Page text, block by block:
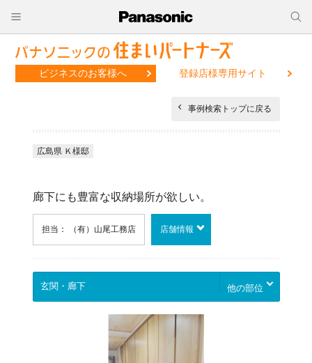
ビジネスのお客様へ 登録店様専用サイト
事例検索トップに戻る
広島県 Ｋ様邸
廊下にも豊富な収納場所が欲しい。
担当： （有）山尾工務店 店舗情報
他の部位